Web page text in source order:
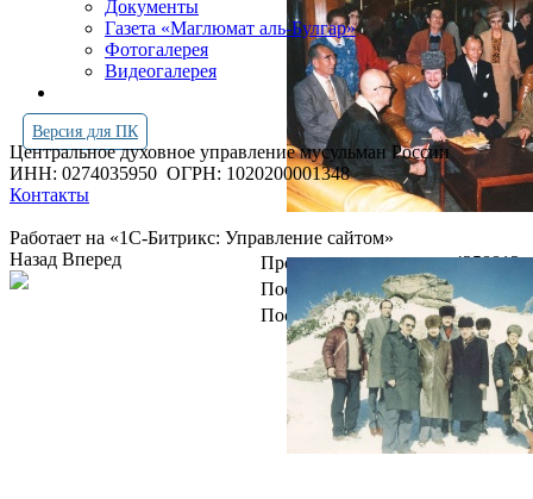
Документы
Газета «Маглюмат аль-Булгар»
Фотогалерея
Видеогалерея
Версия для ПК
Центральное духовное управление мусульман России
ИНН: 0274035950 ОГРН: 1020200001348
Контакты
Работает на «1С-Битрикс: Управление сайтом»
Просмотров всего:
4258812
Посетителей сегодня:
Посетителей в онлайн:
17
Назад Вперед